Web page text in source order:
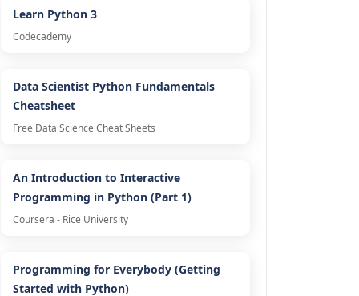
Learn Python 3
Codecademy
Data Scientist Python Fundamentals
Cheatsheet
Free Data Science Cheat Sheets
An Introduction to Interactive
Programming in Python (Part 1)
Coursera - Rice University
Programming for Everybody (Getting
Started with Python)